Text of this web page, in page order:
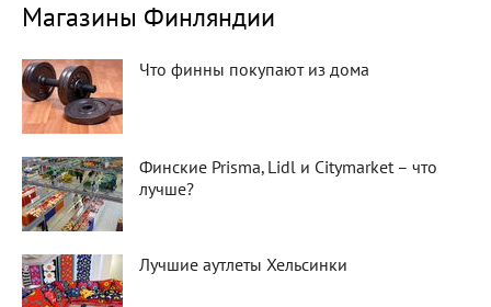
Магазины Финляндии
Что финны покупают из дома
Финские Prisma, Lidl и Citymarket – что
лучше?
Лучшие аутлеты Хельсинки